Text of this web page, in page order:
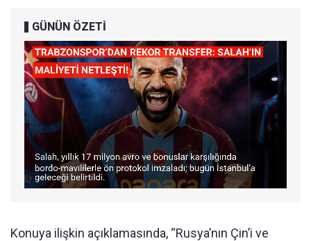
GÜNÜN ÖZETİ
Konuya ilişkin açıklamasında, “Rusya’nın Çin’i ve